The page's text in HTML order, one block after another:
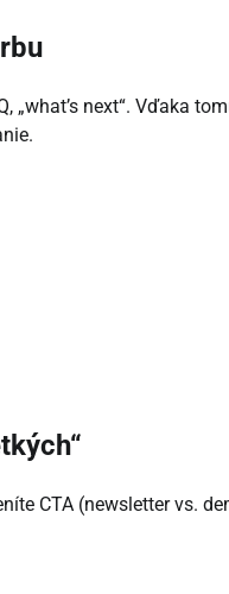
„what’s next“. Vďaka
CTA (newsletter vs.